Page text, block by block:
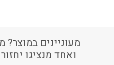
מעוניינים
ואחד מנציגו